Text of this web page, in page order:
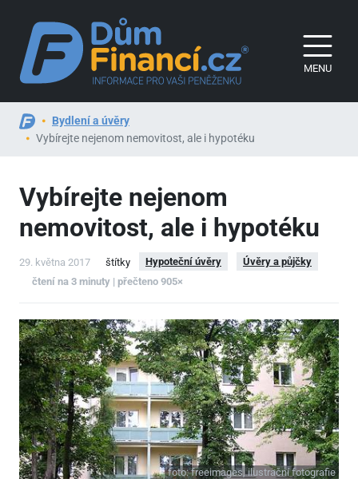
MENU
Bydlení a úvěry
Vybírejte nejenom nemovitost, ale i hypotéku
Vybírejte nejenom
nemovitost, ale i hypotéku
29. května 2017 štítky Hypoteční úvěry
Úvěry a půjčky
čtení na 3 minuty | přečteno 905×
foto:freeimages, ilustrační fotografie